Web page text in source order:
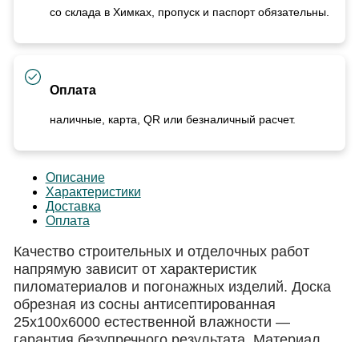
со склада в Химках, пропуск и паспорт обязательны.
Оплата
наличные, карта, QR или безналичный расчет.
Описание
Характеристики
Доставка
Оплата
Качество строительных и отделочных работ
напрямую зависит от характеристик
пиломатериалов и погонажных изделий. Доска
обрезная из сосны антисептированная
25х100х6000 естественной влажности —